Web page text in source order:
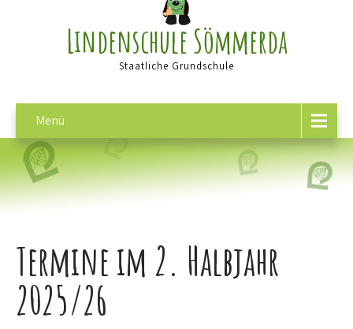
Lindenschule Sömmerda
Staatliche Grundschule
Menü
Termine im 2. Halbjahr
2025/26